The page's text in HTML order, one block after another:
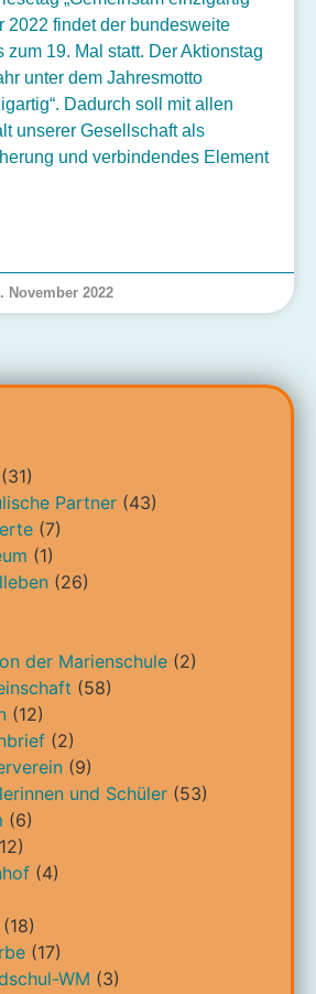
2022 findet der bundesweite
zum 19. Mal statt. Der Aktionstag
unter dem Jahresmotto
Dadurch soll mit allen
unserer Gesellschaft als
und verbindendes Element
November 2022
(31)
Partner (43)
(7)
(1)
(26)
der Marienschule (2)
(58)
(12)
(2)
(9)
und Schüler (53)
(6)
(4)
(18)
(17)
WM (3)